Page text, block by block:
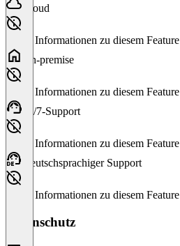
Cloud
Keine Informationen zu diesem Feature
On-premise
Keine Informationen zu diesem Feature
24/7-Support
Keine Informationen zu diesem Feature
Deutschsprachiger Support
Keine Informationen zu diesem Feature
Datenschutz